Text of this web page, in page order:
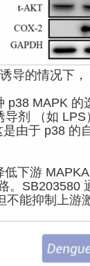
的情况下，
MAPK 的
导剂 （如
由于 p38 的
游
。SB203580
能抑制上游